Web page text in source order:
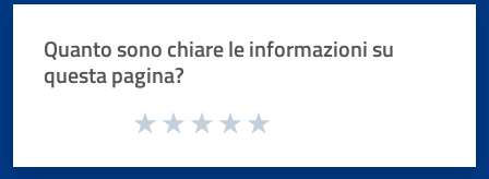
Quanto sono chiare le informazioni su
questa pagina?
Valuta da 1 a 5 stelle la pagina